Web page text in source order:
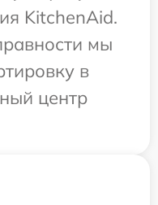
KitchenAid.
мы
в
центр